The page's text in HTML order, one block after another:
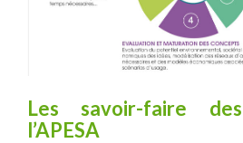
Les savoir-faire
l’APESA